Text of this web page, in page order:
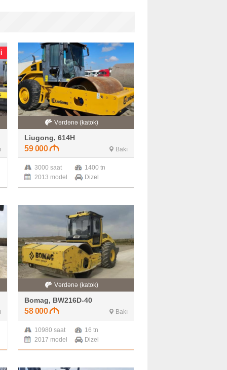
Vərdənə (katok)
Liugong, 614H
59 000 Bakı
3000 saat
1400 tn
2013 model
Dizel
Vərdənə (katok)
Bomag, BW216D-40
58 000 Bakı
10980 saat
16 tn
2017 model
Dizel